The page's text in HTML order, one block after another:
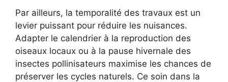
Par ailleurs, la temporalité des travaux est un
levier puissant pour réduire les nuisances.
Adapter le calendrier à la reproduction des
oiseaux locaux ou à la pause hivernale des
insectes pollinisateurs maximise les chances de
préserver les cycles naturels. Ce soin dans la